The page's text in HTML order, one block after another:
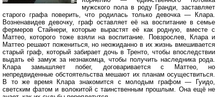
мужского пола в роду Гранди, заставляет
старого графа поверить, что родилась только девочка — Клара.
Возненавидев девочку, граф оставляет её на воспитание в семье
фермеров Стайнери, которые вырастят её как родную, вместе с
Маттео, которого тоже взяли на воспитание. Повзрослев, Клара и
Маттео решают пожениться, но неожиданно в их жизнь вмешивается
старый граф, который забирает дочь в Тренто, чтобы впоследствии
выдать её замуж за незнакомца, чтобы получить наследника рода.
Клара замышляет побег, договаривается с Маттео, но
непредвиденные обстоятельства мешают их планам осуществиться.
В то же время Клара знакомится с молодым графом — Гуидо,
светским фатом и волокитой с таинственным прошлым. Она ещё не